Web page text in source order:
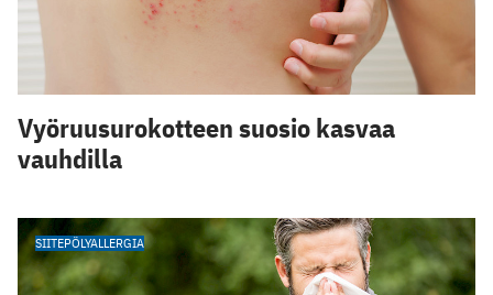
Vyöruusurokotteen suosio kasvaa
vauhdilla
SIITEPÖLYALLERGIA